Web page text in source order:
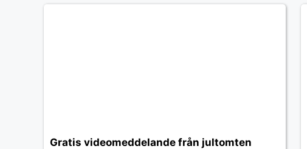
Gratis videomeddelande från jultomten